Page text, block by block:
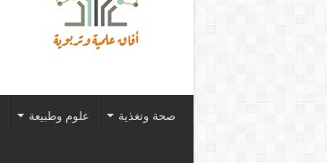
صحة وتغذية علوم وطبيعة